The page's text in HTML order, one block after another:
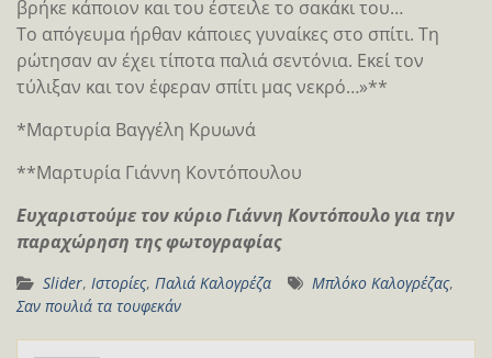
βρήκε κάποιον και του έστειλε το σακάκι του…
Το απόγευμα ήρθαν κάποιες γυναίκες στο σπίτι. Τη
ρώτησαν αν έχει τίποτα παλιά σεντόνια. Εκεί τον
τύλιξαν και τον έφεραν σπίτι μας νεκρό…»**
*Μαρτυρία Βαγγέλη Κρυωνά
**Μαρτυρία Γιάννη Κοντόπουλου
Ευχαριστούμε τον κύριο Γιάννη Κοντόπουλο για την
παραχώρηση της φωτογραφίας
Slider, Ιστορίες, Παλιά Καλογρέζα Μπλόκο Καλογρέζας,
Σαν πουλιά τα τουφεκάν